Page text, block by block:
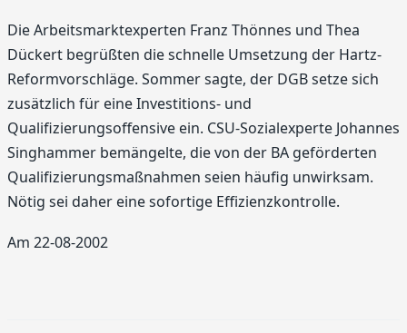
Die Arbeitsmarktexperten Franz Thönnes und Thea
Dückert begrüßten die schnelle Umsetzung der Hartz-
Reformvorschläge. Sommer sagte, der DGB setze sich
zusätzlich für eine Investitions- und
Qualifizierungsoffensive ein. CSU-Sozialexperte Johannes
Singhammer bemängelte, die von der BA geförderten
Qualifizierungsmaßnahmen seien häufig unwirksam.
Nötig sei daher eine sofortige Effizienzkontrolle.
Am 22-08-2002